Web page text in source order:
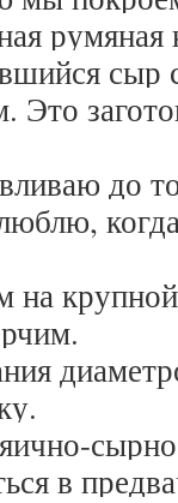
румяная
сыр
Это
до
на
в